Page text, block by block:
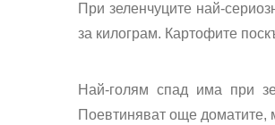
Призеленчуците най-
за килограм. Картофите
Най-голям спад има при
Поевтиняват още доматите,